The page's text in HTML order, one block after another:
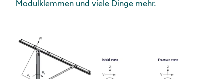
Modulklemmen und viele Dinge mehr.